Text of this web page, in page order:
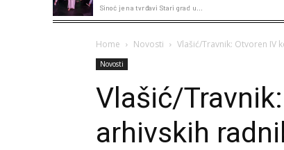
Sinoć je na tvrđavi Stari grad u...
Home Novosti Vlašić/Travnik: Otvoren IV
Novosti
Vlašić/
arhivskih